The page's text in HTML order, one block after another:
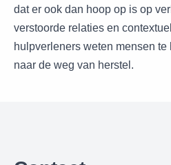
dat er ook dan hoop op is op
verstoorde relaties en
hulpverleners weten mensen
naar de weg van herstel.